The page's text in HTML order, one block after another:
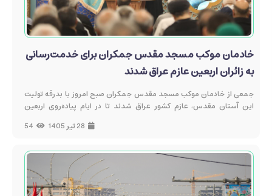
خادمان موکب مسجد مقدس جمکران برای خدمت‌رسانی
به زائران اربعین عازم عراق شدند
جمعی از خادمان موکب مسجد مقدس جمکران صبح امروز با بدرقه تولیت
این آستان مقدس، عازم کشور عراق شدند تا در ایام پیاده‌روی اربعین
الحسین(ع) خدمات فرهنگی، رفاهی و پذیرایی ارائه کنند.28 تیر 1405 54